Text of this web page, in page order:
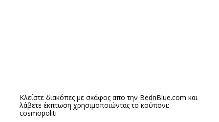
Κλείστε διακόπες με σκάφος απο την BednBlue.com και
λάβετε έκπτωση χρησιμοποιώντας το κούπονι:
cosmopoliti